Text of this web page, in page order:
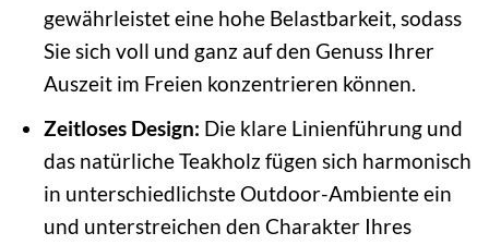
gewährleistet eine hohe Belastbarkeit, sodass
Sie sich voll und ganz auf den Genuss Ihrer
Auszeit im Freien konzentrieren können.
Zeitloses Design: Die klare Linienführung und
das natürliche Teakholz fügen sich harmonisch
in unterschiedlichste Outdoor-Ambiente ein
und unterstreichen den Charakter Ihres